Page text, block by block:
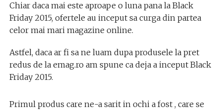
Chiar daca mai este aproape o luna pana la Black
Friday 2015, ofertele au inceput sa curga din partea
celor mai mari magazine online.
Astfel, daca ar fi sa ne luam dupa produsele la pret
redus de la emag.ro am spune ca deja a inceput Black
Friday 2015.
Primul produs care ne-a sarit in ochi a fost , care se